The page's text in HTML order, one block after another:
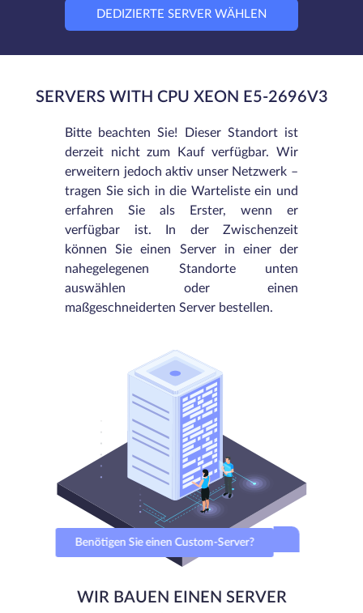
DEDIZIERTE SERVER WÄHLEN
SERVERS WITH CPU XEON E5-2696V3
Bitte beachten Sie! Dieser Standort ist
derzeit nicht zum Kauf verfügbar. Wir
erweitern jedoch aktiv unser Netzwerk –
tragen Sie sich in die Warteliste ein und
erfahren Sie als Erster, wenn er
verfügbar ist. In der Zwischenzeit
können Sie einen Server in einer der
nahegelegenen Standorte unten
auswählen oder einen
maßgeschneiderten Server bestellen.
Benötigen Sie einen Custom-Server?
WIR BAUEN EINEN SERVER